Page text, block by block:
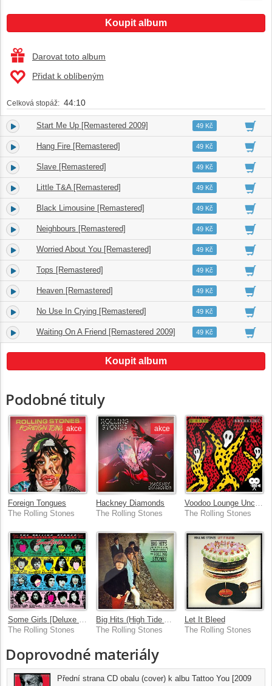
Koupit album
Darovat toto album
Přidat k oblíbeným
Celková stopáž: 44:10
1. Start Me Up [Remastered 2009] 03:3149 Kč
2. Hang Fire [Remastered] 02:2049 Kč
3. Slave [Remastered] 06:3449 Kč
4. Little T&A [Remastered] 03:2349 Kč
5. Black Limousine [Remastered] 03:3149 Kč
6. Neighbours [Remastered] 03:3049 Kč
7. Worried About You [Remastered] 05:1649 Kč
8. Tops [Remastered] 03:4549 Kč
9. Heaven [Remastered] 04:2149 Kč
10. No Use In Crying [Remastered] 03:2449 Kč
11. Waiting On A Friend [Remastered 2009] 04:3549 Kč
Koupit album
Podobné tituly
akce
Foreign Tongues
The Rolling Stones
akce
Hackney Diamonds
The Rolling Stones
The Rolling Stones
Some Girls [Deluxe Version]
The Rolling Stones
Big Hits (High Tide And Green Grass) [US Version]
The Rolling Stones
Let It Bleed
The Rolling Stones
Doprovodné materiály
Přední strana CD obalu (cover) k albu Tattoo You [2009